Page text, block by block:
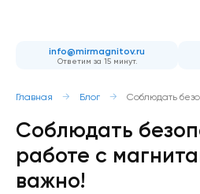
info@mirmagnitov.ru
Ответим за 15 минут.
Главная Блог Соблюдать
Соблюдать
работе с
важно!